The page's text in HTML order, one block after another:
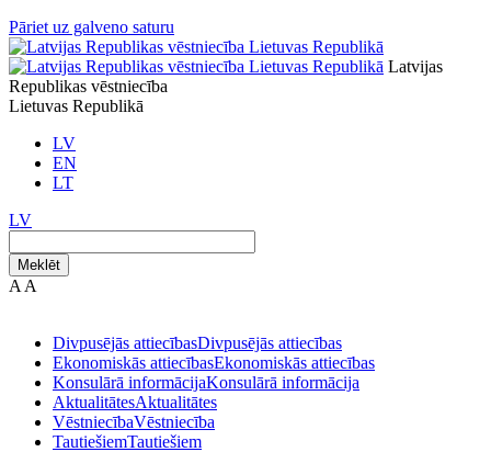
Pāriet uz galveno saturu
Latvijas
Republikas vēstniecība
Lietuvas Republikā
LV
EN
LT
LV
Meklēt
A A
Divpusējās attiecībasDivpusējās attiecības
Ekonomiskās attiecībasEkonomiskās attiecības
Konsulārā informācijaKonsulārā informācija
AktualitātesAktualitātes
VēstniecībaVēstniecība
TautiešiemTautiešiem